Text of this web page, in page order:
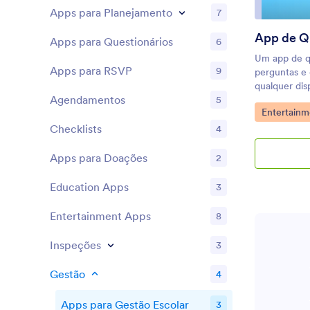
App de
Um app de
perguntas e
qualquer
um evento
amigos,
quatro
preencher
pelo editor
links e
estiver
dispositivo
Ir para
Apps para Planejamento 7
Apps para Questionários 6
Apps para RSVP 9
Agendamentos 5
Checklists 4
Apps para Doações 2
Education Apps 3
Entertainment Apps 8
Inspeções 3
Gestão 4
Apps para Gestão Escolar 3